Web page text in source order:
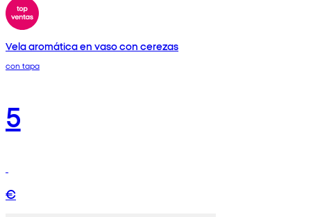
Vela aromática en vaso con cerezas
con tapa
5
€